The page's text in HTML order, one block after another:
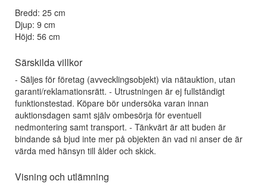
Bredd: 25 cm
Djup: 9 cm
Höjd: 56 cm
Särskilda villkor
- Säljes för företag (avvecklingsobjekt) via nätauktion, utan
garanti/reklamationsrätt. - Utrustningen är ej fullständigt
funktionstestad. Köpare bör undersöka varan innan
auktionsdagen samt själv ombesörja för eventuell
nedmontering samt transport. - Tänkvärt är att buden är
bindande så bjud inte mer på objekten än vad ni anser de är
värda med hänsyn till ålder och skick.
Visning och utlämning